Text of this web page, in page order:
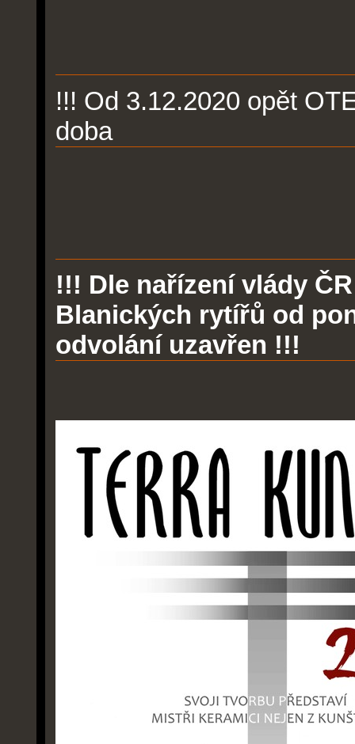
!!! Od 3.12.2020 opět
doba
!!! Dle nařízení vlády
Blanických rytířů od
odvolání uzavřen !!!